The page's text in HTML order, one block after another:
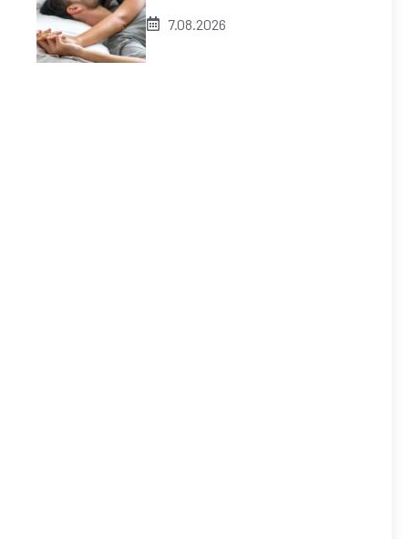
7.08.2026